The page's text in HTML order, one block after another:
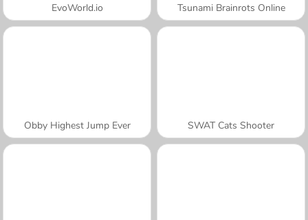
EvoWorld.io Tsunami Brainrots Online
Obby Highest Jump Ever SWAT Cats Shooter